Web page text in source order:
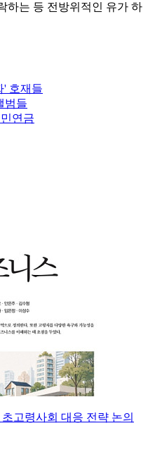
하는 등 전방위적인 유가 하
' 호재들
범들
연금
고령사회 대응 전략 논의